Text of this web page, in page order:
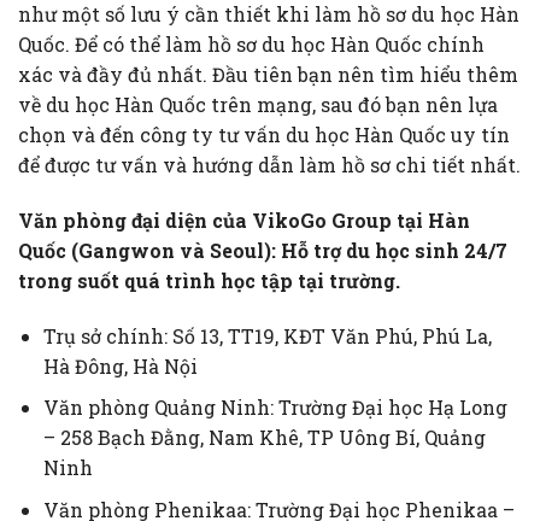
như một số lưu ý cần thiết khi làm hồ sơ du học Hàn
Quốc. Để có thể làm hồ sơ du học Hàn Quốc chính
xác và đầy đủ nhất. Đầu tiên bạn nên tìm hiểu thêm
về du học Hàn Quốc trên mạng, sau đó bạn nên lựa
chọn và đến công ty tư vấn du học Hàn Quốc uy tín
để được tư vấn và hướng dẫn làm hồ sơ chi tiết nhất.
Văn phòng đại diện của VikoGo Group tại Hàn
Quốc (Gangwon và Seoul): Hỗ trợ du học sinh 24/7
trong suốt quá trình học tập tại trường.
Trụ sở chính: Số 13, TT19, KĐT Văn Phú, Phú La,
Hà Đông, Hà Nội
Văn phòng Quảng Ninh: Trường Đại học Hạ Long
– 258 Bạch Đằng, Nam Khê, TP Uông Bí, Quảng
Ninh
Văn phòng Phenikaa: Trường Đại học Phenikaa –